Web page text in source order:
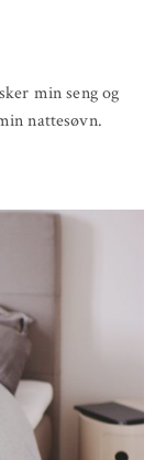
min seng og
nattesøvn.